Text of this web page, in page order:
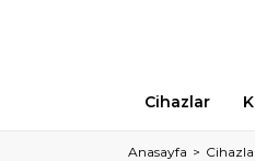
Cihazlar
Anasayfa